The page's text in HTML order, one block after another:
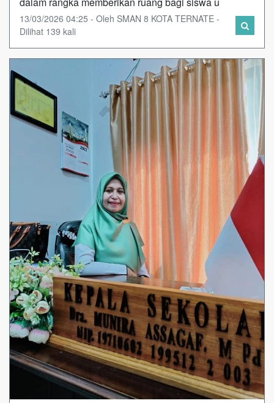
13/03/2026 04:25 - Oleh SMAN 8 KOTA TERNATE -
Dilihat 139 kali